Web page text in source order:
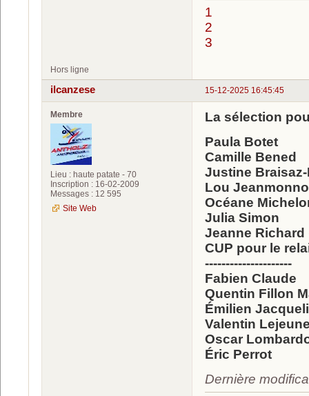
1
2
3
Hors ligne
15-12-2025 16:45:45
ilcanzese
Membre
Lieu : haute patate - 70
Inscription : 16-02-2009
Messages : 12 595
Site Web
La sélection
Paula Botet
Camille Bened
Justine
Lou
Océane
Julia Simon
Jeanne Richard
CUP pour le
---------------------
Fabien Claude
Quentin Fillon
Émilien
Valentin
Oscar
Éric Perrot
Dernière